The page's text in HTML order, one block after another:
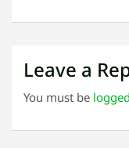
Leave a
You must be